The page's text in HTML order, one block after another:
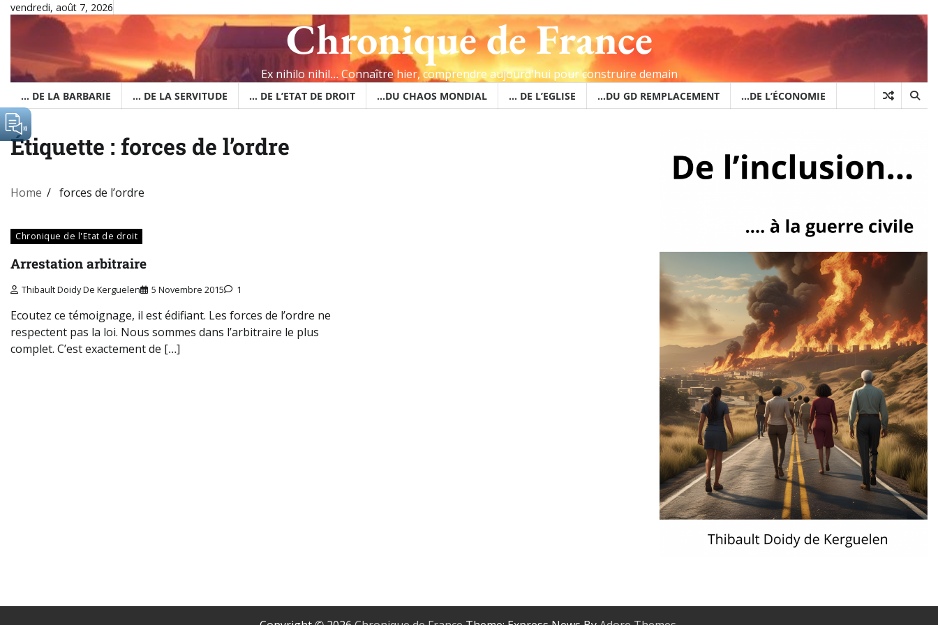
Skipvendredi, août 7, 2026
Chronique de France
Ex nihilo nihil… Connaître hier, comprendre aujourd'hui pour construire demain
… DE LA BARBARIE … DE LA SERVITUDE … DE L’ETAT DE DROIT …DU CHAOS MONDIAL … DE L’EGLISE …DU GD REMPLACEMENT …DE L’ÉCONOMIE
Étiquette : forces de l’ordre
Home forces de l’ordre
Chronique de l'Etat de droit
Arrestation arbitraire
Thibault Doidy De Kerguelen 5 Novembre 2015 1
Ecoutez ce témoignage, il est édifiant. Les forces de l’ordre ne
respectent pas la loi. Nous sommes dans l’arbitraire le plus
complet. C’est exactement de […]